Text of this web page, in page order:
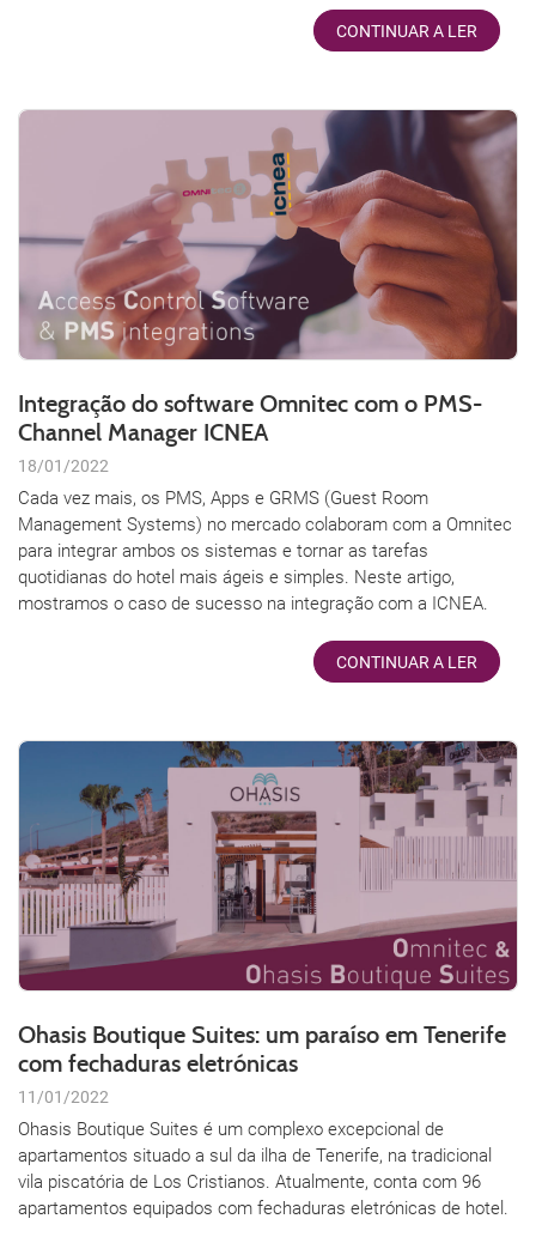
CONTINUAR A LER
Integração do software Omnitec com o PMS-
Channel Manager ICNEA
18/01/2022
Cada vez mais, os PMS, Apps e GRMS (Guest Room
Management Systems) no mercado colaboram com a Omnitec
para integrar ambos os sistemas e tornar as tarefas
quotidianas do hotel mais ágeis e simples. Neste artigo,
mostramos o caso de sucesso na integração com a ICNEA.
CONTINUAR A LER
Ohasis Boutique Suites: um paraíso em Tenerife
com fechaduras eletrónicas
11/01/2022
Ohasis Boutique Suites é um complexo excepcional de
apartamentos situado a sul da ilha de Tenerife, na tradicional
vila piscatória de Los Cristianos. Atualmente, conta com 96
apartamentos equipados com fechaduras eletrónicas de hotel.